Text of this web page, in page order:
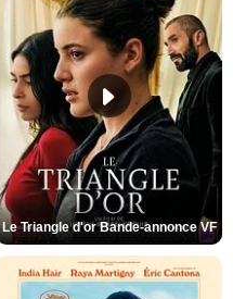
Le Triangle d'or Bande-annonce VF